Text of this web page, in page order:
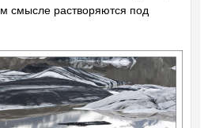
смысле растворяются под